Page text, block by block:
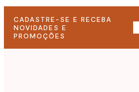
CADASTRE-SE E RECEBA
NOVIDADES E
PROMOÇÕES